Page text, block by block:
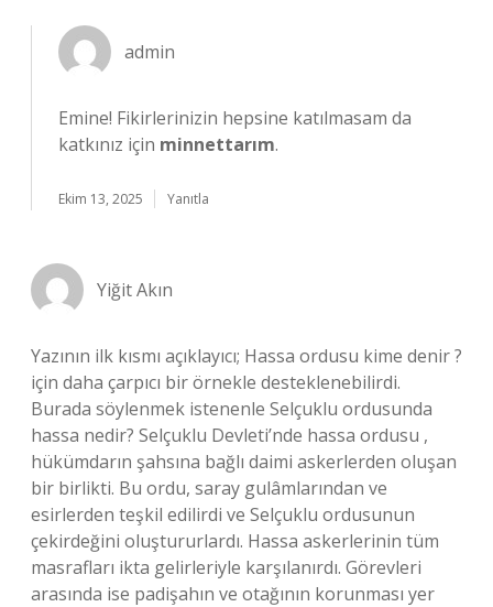
admin
Emine! Fikirlerinizin hepsine katılmasam da
katkınız için minnettarım.
Ekim 13, 2025 Yanıtla
Yiğit Akın
Yazının ilk kısmı açıklayıcı; Hassa ordusu kime denir ?
için daha çarpıcı bir örnekle desteklenebilirdi.
Burada söylenmek istenenle Selçuklu ordusunda
hassa nedir? Selçuklu Devleti’nde hassa ordusu ,
hükümdarın şahsına bağlı daimi askerlerden oluşan
bir birlikti. Bu ordu, saray gulâmlarından ve
esirlerden teşkil edilirdi ve Selçuklu ordusunun
çekirdeğini oluştururlardı. Hassa askerlerinin tüm
masrafları ikta gelirleriyle karşılanırdı. Görevleri
arasında ise padişahın ve otağının korunması yer